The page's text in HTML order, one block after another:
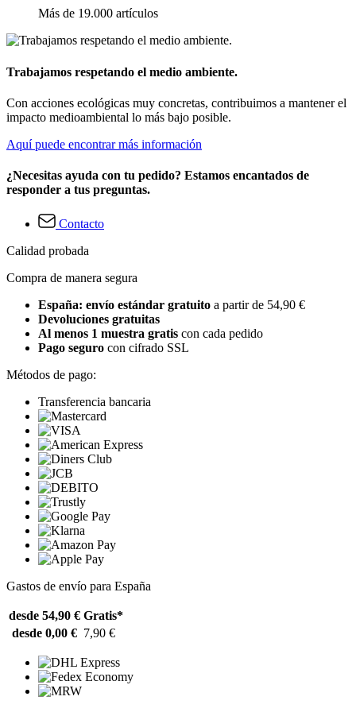
Más de 19.000 artículos
Trabajamos respetando el medio ambiente.
Con acciones ecológicas muy concretas, contribuimos a mantener el
impacto medioambiental lo más bajo posible.
Aquí puede encontrar más información
¿Necesitas ayuda con tu pedido? Estamos encantados de
responder a tus preguntas.
Contacto
Calidad probada
Compra de manera segura
España: envío estándar gratuito a partir de 54,90 €
Devoluciones gratuitas
Al menos 1 muestra gratis con cada pedido
Pago seguro con cifrado SSL
Métodos de pago:
Transferencia bancaria
Gastos de envío para España
desde 54,90 € Gratis*
desde 0,00 € 7,90 €